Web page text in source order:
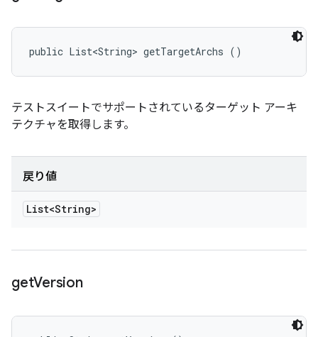
public List<String> getTargetArchs ()
テストスイートでサポートされているターゲット アーキ
テクチャを取得します。
戻り値
List<String>
getVersion